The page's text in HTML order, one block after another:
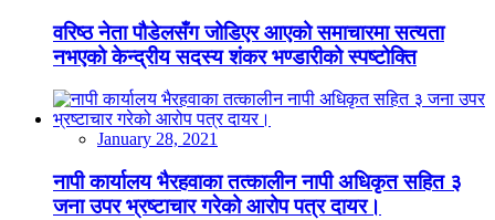
वरिष्ठ नेता पौडेलसँग जोडिएर आएको समाचारमा सत्यता
नभएको केन्द्रीय सदस्य शंकर भण्डारीको स्पष्टोक्ति
January 28, 2021
नापी कार्यालय भैरहवाका तत्कालीन नापी अधिकृत सहित ३
जना उपर भ्रष्टाचार गरेको आरोप पत्र दायर।